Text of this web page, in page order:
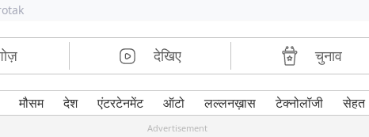
देखिए चुनाव
मौसम देश एंटरटेनमेंट ऑटो लल्लनख़ास टेक्नोलॉजी सेहत
Advertisement